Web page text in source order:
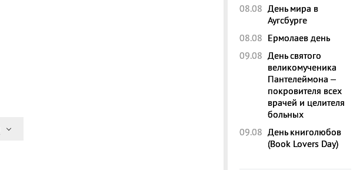
08.08 День мира в
Аугсбурге
08.08 Ермолаев день
09.08 День святого
великомученика
Пантелеймона –
покровителя всех
врачей и целителя
больных
09.08 День книголюбов
(Book Lovers Day)